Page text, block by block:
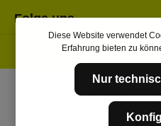
Folge uns
Diese Website verwendet
Erfahrung bieten zu
Nur